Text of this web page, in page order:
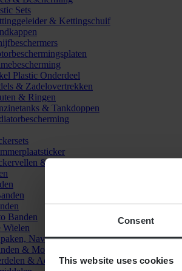
Consent
This website uses cookies
Sets
& Kettingschuif
Plastic Onderdeel
& Zadelovertrekken
& Ringen
& Tankdoppen
& Stickers
Banden
Wielen
Naven & Lagers
& Mousses
& Accessoires